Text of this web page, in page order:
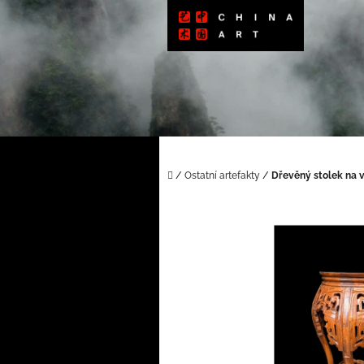
Domů
/ Ostatní artefakty / Dřevěný stolek na